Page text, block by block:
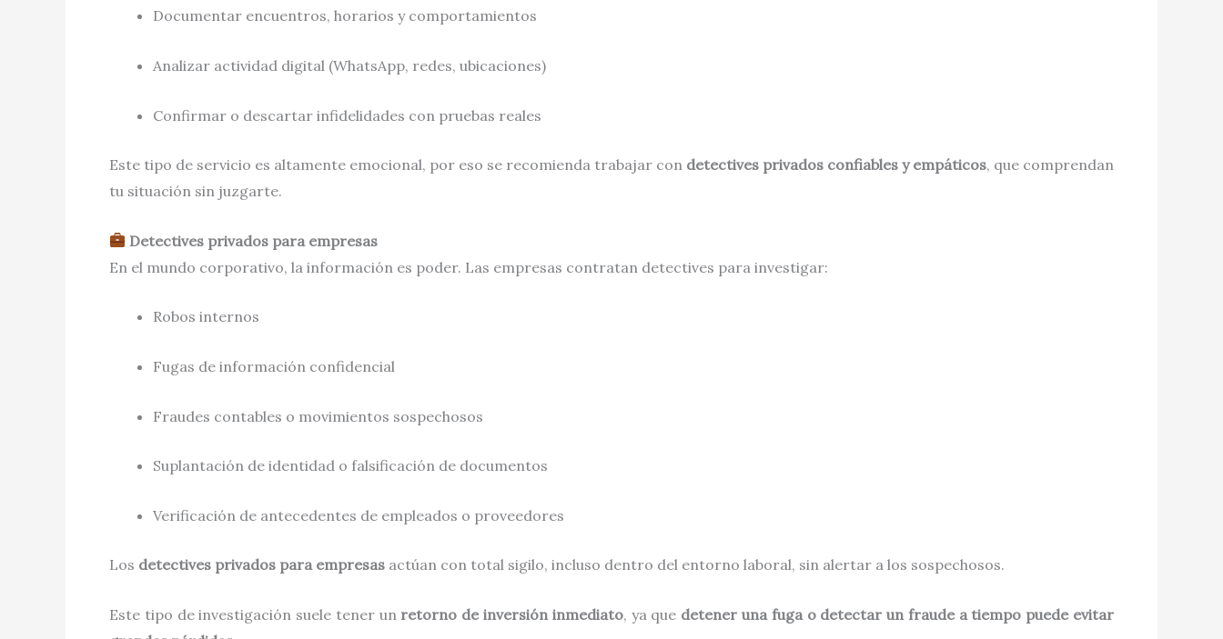
Documentar encuentros, horarios y comportamientos
Analizar actividad digital (WhatsApp, redes, ubicaciones)
Confirmar o descartar infidelidades con pruebas reales
Este tipo de servicio es altamente emocional, por eso se recomienda trabajar con detectives privados confiables y empáticos, que comprendan
tu situación sin juzgarte.
Detectives privados para empresas
En el mundo corporativo, la información es poder. Las empresas contratan detectives para investigar:
Robos internos
Fugas de información confidencial
Fraudes contables o movimientos sospechosos
Suplantación de identidad o falsificación de documentos
Verificación de antecedentes de empleados o proveedores
Los detectives privados para empresas actúan con total sigilo, incluso dentro del entorno laboral, sin alertar a los sospechosos.
Este tipo de investigación suele tener un retorno de inversión inmediato, ya que detener una fuga o detectar un fraude a tiempo puede evitar